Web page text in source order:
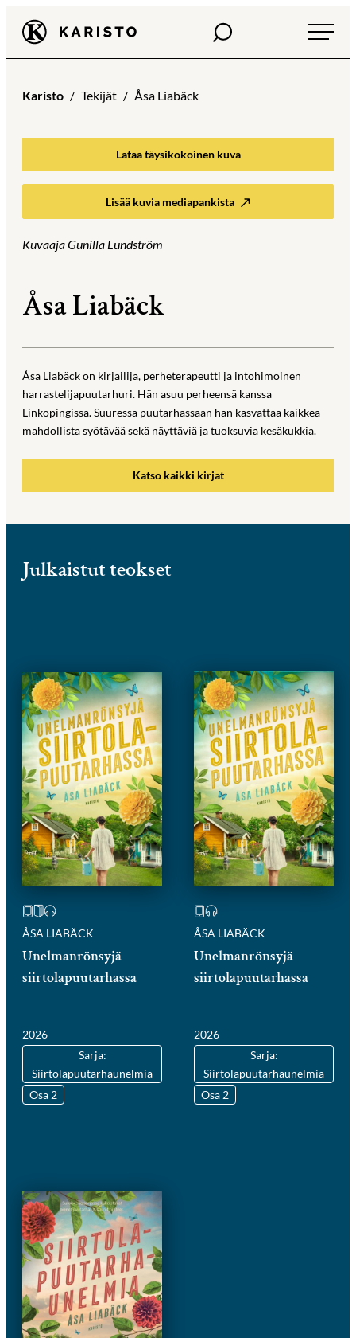
Siirry
suoraan
sisältöön
Karisto Haku
Karisto Tekijät Åsa Liabäck
Lataa täysikokoinen kuva
Lisää kuvia mediapankista
Kuvaaja Gunilla Lundström
Åsa Liabäck
Åsa Liabäck on kirjailija, perheterapeutti ja intohimoinen
harrastelijapuutarhuri. Hän asuu perheensä kanssa
Linköpingissä. Suuressa puutarhassaan hän kasvattaa kaikkea
mahdollista syötävää sekä näyttäviä ja tuoksuvia kesäkukkia.
Katso kaikki kirjat
Julkaistut teokset
ÅSA LIABÄCK
Unelmanrönsyjä
siirtolapuutarhassa
2026
Sarja:
Siirtolapuutarhaunelmia
Osa 2
ÅSA LIABÄCK
Unelmanrönsyjä
siirtolapuutarhassa
2026
Sarja:
Siirtolapuutarhaunelmia
Osa 2